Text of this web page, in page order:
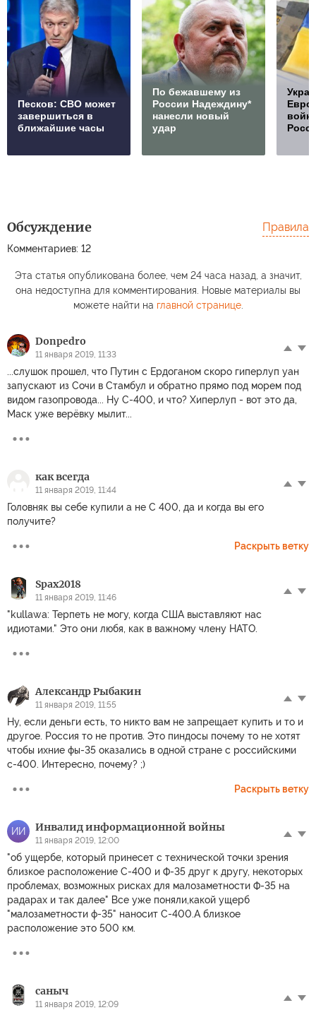
Песков: СВО может
завершиться в
ближайшие часы
По бежавшему из
России Надеждину*
нанесли новый
удар
Обсуждение
Комментариев: 12
Правила
Эта статья опубликована более, чем 24 часа назад, а значит,
она недоступна для комментирования. Новые материалы вы
можете найти на главной странице.
Donpedro
11 января 2019, 11:33
...слушок прошел, что Путин с Ердоганом скоро гиперлуп уан
запускают из Сочи в Стамбул и обратно прямо под морем под
видом газопровода... Ну С-400, и что? Хиперлуп - вот это да,
Маск уже верёвку мылит...
как всегда
11 января 2019, 11:44
Головняк вы себе купили а не С 400, да и когда вы его
получите?
Раскрыть ветку
Spax2018
11 января 2019, 11:46
"kullawa: Терпеть не могу, когда США выставляют нас
идиотами." Это они любя, как в важному члену НАТО.
Александр Рыбакин
11 января 2019, 11:55
Ну, если деньги есть, то никто вам не запрещает купить и то и
другое. Россия то не против. Это пиндосы почему то не хотят
чтобы ихние фы-35 оказались в одной стране с российскими
с-400. Интересно, почему? ;)
Раскрыть ветку
ИИ Инвалид информационной войны
11 января 2019, 12:00
"об ущербе, который принесет с технической точки зрения
близкое расположение С-400 и Ф-35 друг к другу, некоторых
проблемах, возможных рисках для малозаметности Ф-35 на
радарах и так далее" Все уже поняли,какой ущерб
"малозаметности ф-35" наносит С-400.А близкое
расположение это 500 км.
саныч
11 января 2019, 12:09